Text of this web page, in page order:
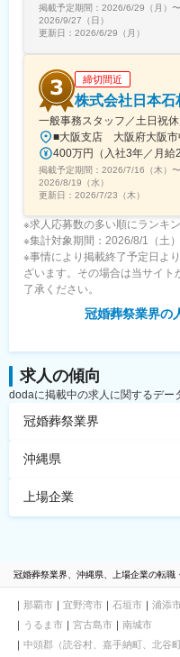
変更の範囲：本文参照
掲載予定期間： 2026/6/29（月） 〜
2026/9/27（日）
更新日： 2026/6/29（月）
締切間近
株式会社日本石
一般事務スタッフ／土日祝
400万円（入社3年／月給
掲載予定期間： 2026/7/16（木） 〜
2026/8/19（水）
更新日： 2026/7/23（木）
※求人応募数の多い順にランキ
※集計対象期間：2026/8/1（土
※事情により掲載終了予定日よ
ざいます。その場合は当サイ
了承ください。
冠婚葬祭業界の
求人の傾向
dodaに掲載中の求人に関するデー
冠婚葬祭業界
沖縄県
上場企業
冠婚葬祭業界、沖縄県、上場企業の転職
那覇市 宜野湾市 石垣市 浦添市
うるま市
宮古島市
南城市
中頭郡（読谷村、嘉手納町、北谷